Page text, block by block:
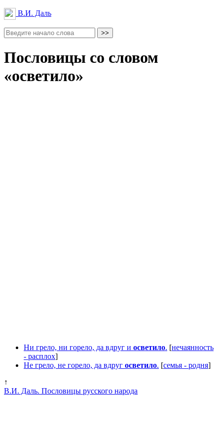
В.И. Даль
Пословицы со словом
«осветило»
Ни грело, ни горело, да вдруг и осветило. [нечаянность
- расплох]
Не грело, не горело, да вдруг осветило. [семья - родня]
↑
В.И. Даль. Пословицы русского народа